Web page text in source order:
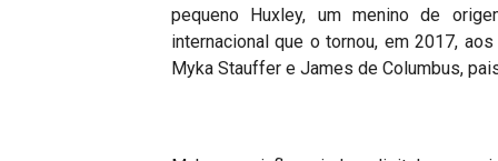
pequeno Huxley, um menino de
internacional que o tornou, em 2017,
Myka Stauffer e James de Columbus,